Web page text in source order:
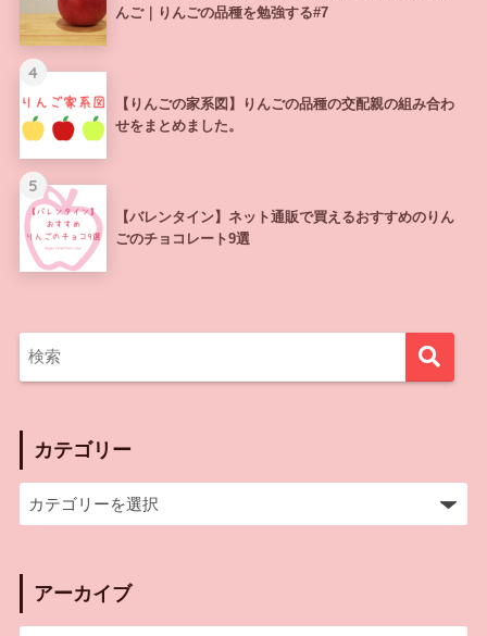
んご｜りんごの品種を勉強する#7
4
【りんごの家系図】りんごの品種の交配親の組み合わ
せをまとめました。
5
【バレンタイン】ネット通販で買えるおすすめのりん
ごのチョコレート9選
カテゴリー
アーカイブ